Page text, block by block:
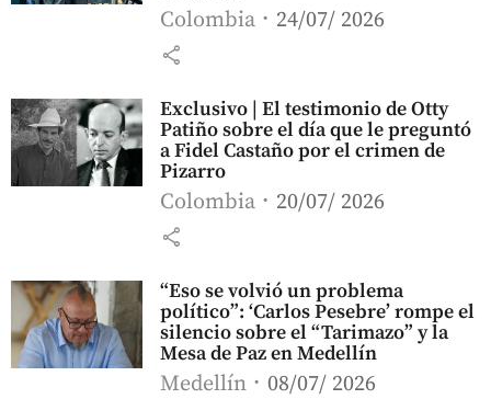
Colombia 24/07/ 2026
share
Exclusivo | El testimonio de Otty
Patiño sobre el día que le preguntó
a Fidel Castaño por el crimen de
Pizarro
Colombia 20/07/ 2026
share
“Eso se volvió un problema
político”: ‘Carlos Pesebre’ rompe el
silencio sobre el “Tarimazo” y la
Mesa de Paz en Medellín
Medellín 08/07/ 2026